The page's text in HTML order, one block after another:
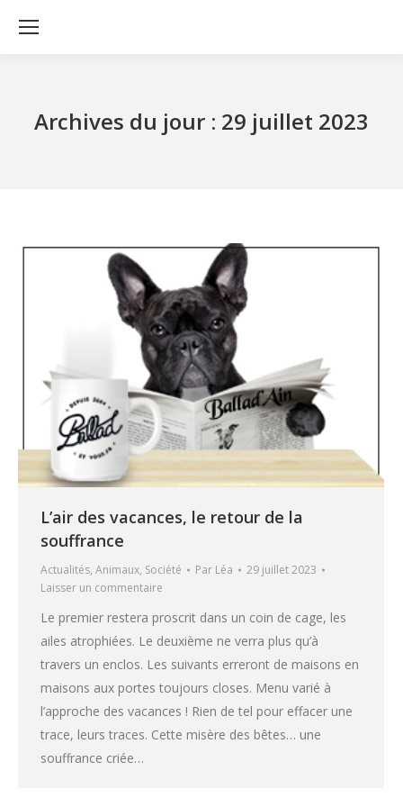
Archives du jour : 29 juillet 2023
L’air des vacances, le retour de la
souffrance
Actualités, Animaux, Société Par Léa
29 juillet 2023
Laisser un commentaire
Le premier restera proscrit dans un coin de cage, les
ailes atrophiées. Le deuxième ne verra plus qu’à
travers un enclos. Les suivants erreront de maisons en
maisons aux portes toujours closes. Menu varié à
l’approche des vacances ! Rien de tel pour effacer une
trace, leurs traces. Cette misère des bêtes… une
souffrance criée…